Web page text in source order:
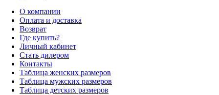
О компании
Оплата и доставка
Возврат
Где купить?
Личный кабинет
Стать дилером
Контакты
Таблица женских размеров
Таблица мужских размеров
Таблица детских размеров